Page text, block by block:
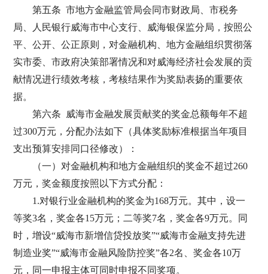
第五条 市地方金融监管局会同市财政局、市税务
局、人民银行威海市中心支行、威海银保监分局，按照公
平、公开、公正原则，对金融机构、地方金融组织贯彻落
实市委、市政府决策部署情况和对威海经济社会发展的贡
献情况进行绩效考核，考核结果作为奖励表扬的重要依
据。
第六条 威海市金融发展贡献奖的奖金总额每年不超
过300万元，分配办法如下（具体奖励标准根据当年项目
支出预算安排同口径修改）：
（一）对金融机构和地方金融组织的奖金不超过260
万元，奖金额度按照以下方式分配：
1.对银行业金融机构的奖金为168万元。其中，设一
等奖3名，奖金各15万元；二等奖7名，奖金各9万元。同
时，增设“威海市新增信贷投放奖”“威海市金融支持先进
制造业奖”“威海市金融风险防控奖”各2名、奖金各10万
元，同一申报主体可同时申报不同奖项。